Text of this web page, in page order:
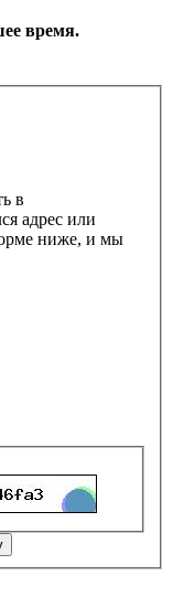
время.
в
адрес или
ниже, и мы